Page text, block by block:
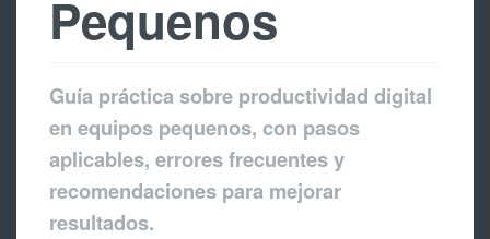
Pequenos
Guía práctica sobre productividad digital
en equipos pequenos, con pasos
aplicables, errores frecuentes y
recomendaciones para mejorar
resultados.